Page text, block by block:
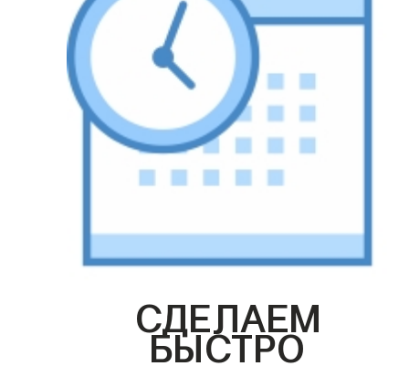
СДЕЛАЕМ
БЫСТРО